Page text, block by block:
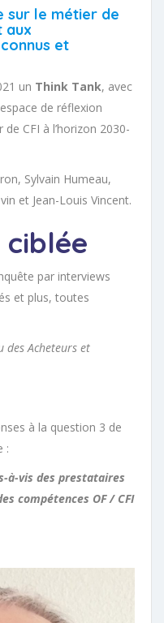
sur le métier de
aux
et
un Think Tank, avec
de réflexion
CFI à l’horizon 2030-
Sylvain Humeau,
et Jean-Louis Vincent.
ciblée
par interviews
et plus, toutes
des Acheteurs et
à la question 3 de
:
à-vis des prestataires
compétences OF / CFI